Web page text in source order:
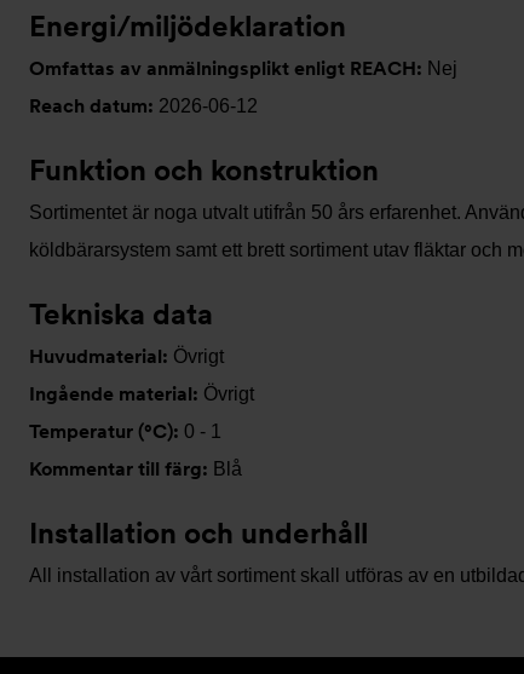
Energi/miljödeklaration
Omfattas av anmälningsplikt enligt REACH: Nej
Reach datum: 2026-06-12
Funktion och konstruktion
Sortimentet är noga utvalt utifrån 50 års erfarenhet.
köldbärarsystem samt ett brett sortiment utav fläktar och
Tekniska data
Huvudmaterial: Övrigt
Ingående material: Övrigt
Temperatur (°C): 0 - 1
Kommentar till färg: Blå
Installation och underhåll
All installation av vårt sortiment skall utföras av en